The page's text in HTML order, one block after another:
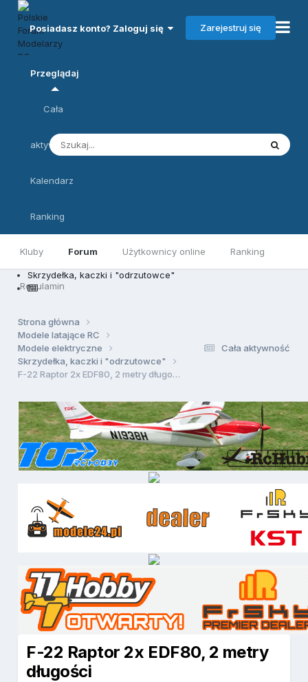
Posiadasz konto? Zaloguj się Zarejestruj się
Przeglądaj
Kluby Forum Użytkownicy online Ranking
Regulamin
Cała
aktywność
Kalendarz
Ranking
Skrzydełka, kaczki i "odrzutowce"
Cała aktywność
Strona główna
Modele latające RC
Modele elektryczne
Skrzydełka, kaczki i "odrzutowce"
F-22 Raptor 2x EDF80, 2 metry długości
F-22 Raptor 2x EDF80, 2 metry
długości